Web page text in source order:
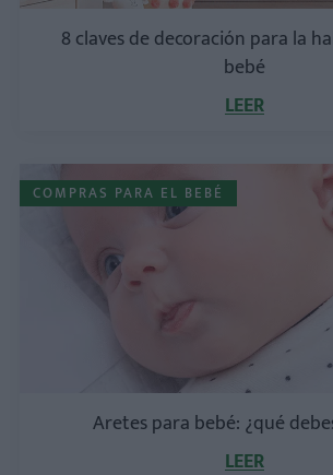
8 claves de decoración para la
bebé
LEER
COMPRAS PARA EL BEBÉ
Aretes para bebé: ¿qué
LEER